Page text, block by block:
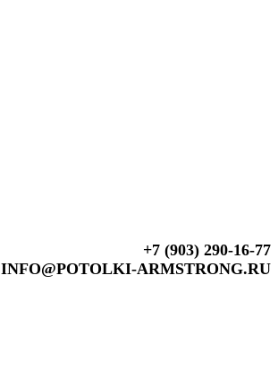
+7 (903) 290-16-77
INFO@POTOLKI-ARMSTRONG.RU